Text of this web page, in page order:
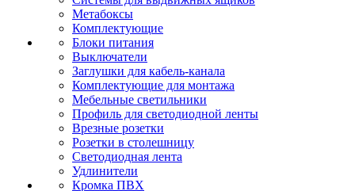
Метабоксы
Комплектующие
Блоки питания
Выключатели
Заглушки для кабель-канала
Комплектующие для монтажа
Мебельные светильники
Профиль для светодиодной ленты
Врезные розетки
Розетки в столешницу
Светодиодная лента
Удлинители
Кромка ПВХ